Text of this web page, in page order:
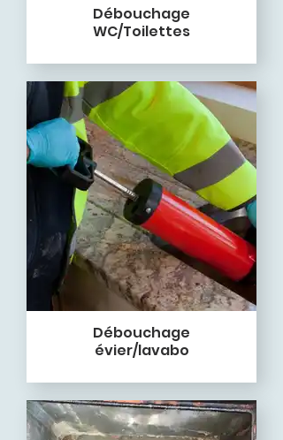
Débouchage
WC/Toilettes
Débouchage
évier/lavabo